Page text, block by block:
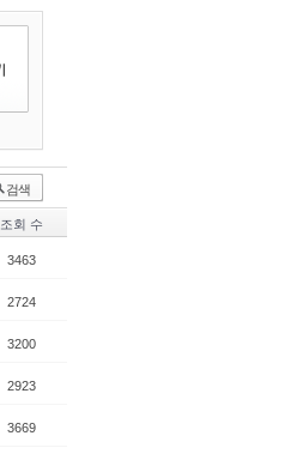
검색
조회 수
3463
2724
3200
2923
3669